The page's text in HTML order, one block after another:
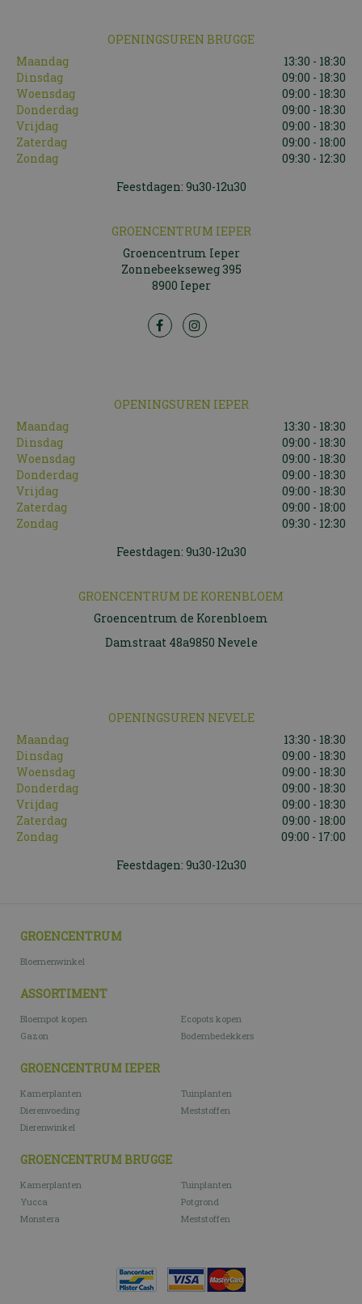
OPENINGSUREN BRUGGE
Maandag
13:30 - 18:30
Dinsdag
09:00 - 18:30
Woensdag
09:00 - 18:30
Donderdag
09:00 - 18:30
Vrijdag
09:00 - 18:30
Zaterdag
09:00 - 18:00
Zondag
09:30 - 12:30
Feestdagen: 9u30-12u30
GROENCENTRUM IEPER
Groencentrum Ieper
Zonnebeekseweg 395
8900 Ieper
OPENINGSUREN IEPER
Maandag
13:30 - 18:30
Dinsdag
09:00 - 18:30
Woensdag
09:00 - 18:30
Donderdag
09:00 - 18:30
Vrijdag
09:00 - 18:30
Zaterdag
09:00 - 18:00
Zondag
09:30 - 12:30
Feestdagen: 9u30-12u30
GROENCENTRUM DE KORENBLOEM
Groencentrum de Korenbloem
Damstraat 48a9850 Nevele
OPENINGSUREN NEVELE
Maandag
13:30 - 18:30
Dinsdag
09:00 - 18:30
Woensdag
09:00 - 18:30
Donderdag
09:00 - 18:30
Vrijdag
09:00 - 18:30
Zaterdag
09:00 - 18:00
Zondag
09:00 - 17:00
Feestdagen: 9u30-12u30
GROENCENTRUM
Bloemenwinkel
ASSORTIMENT
Bloempot kopen
Ecopots kopen
Gazon
Bodembedekkers
GROENCENTRUM IEPER
Kamerplanten
Tuinplanten
Dierenvoeding
Meststoffen
Dierenwinkel
GROENCENTRUM BRUGGE
Kamerplanten
Tuinplanten
Yucca
Potgrond
Monstera
Meststoffen